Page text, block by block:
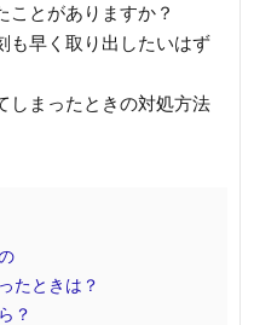
ことがありますか？
も早く取り出したいはず
しまったときの対処方法
たときは？
？